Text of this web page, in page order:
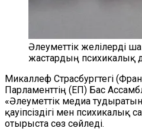
Әлеуметтік желілерді
жастардың психикалық
Микаллеф Страсбургтегі
Парламенттің (ЕП) Бас
«Әлеуметтік медиа
қауіпсіздігі мен психикалық
отырыста сөз сөйледі.